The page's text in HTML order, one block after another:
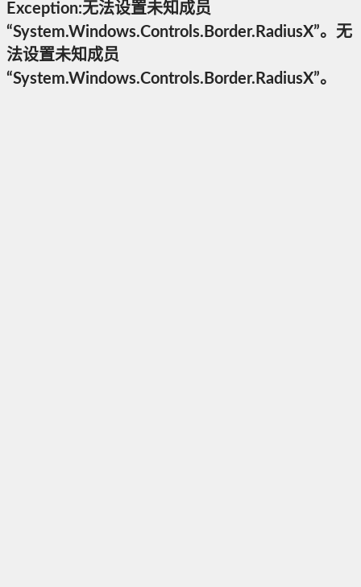
Exception:无法设置未知成员
“System.Windows.Controls.Border.RadiusX”。无
法设置未知成员
“System.Windows.Controls.Border.RadiusX”。